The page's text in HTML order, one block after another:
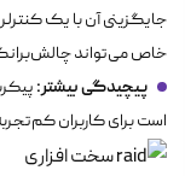
جایگزینی آن با یک
خاص می‌تواند
پیچیدگی بیشتر:
است برای کاربران